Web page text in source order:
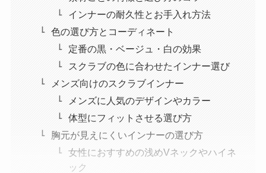
インナーの耐久性とお手入れ方法
色の選び方とコーディネート
定番の黒・ベージュ・白の効果
スクラブの色に合わせたインナー選び
メンズ向けのスクラブインナー
メンズに人気のデザインやカラー
体型にフィットさせる選び方
胸元が見えにくいインナーの選び方
女性におすすめの浅めVネックやハイネ
ック